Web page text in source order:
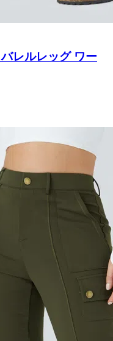
レルレッグ ワー